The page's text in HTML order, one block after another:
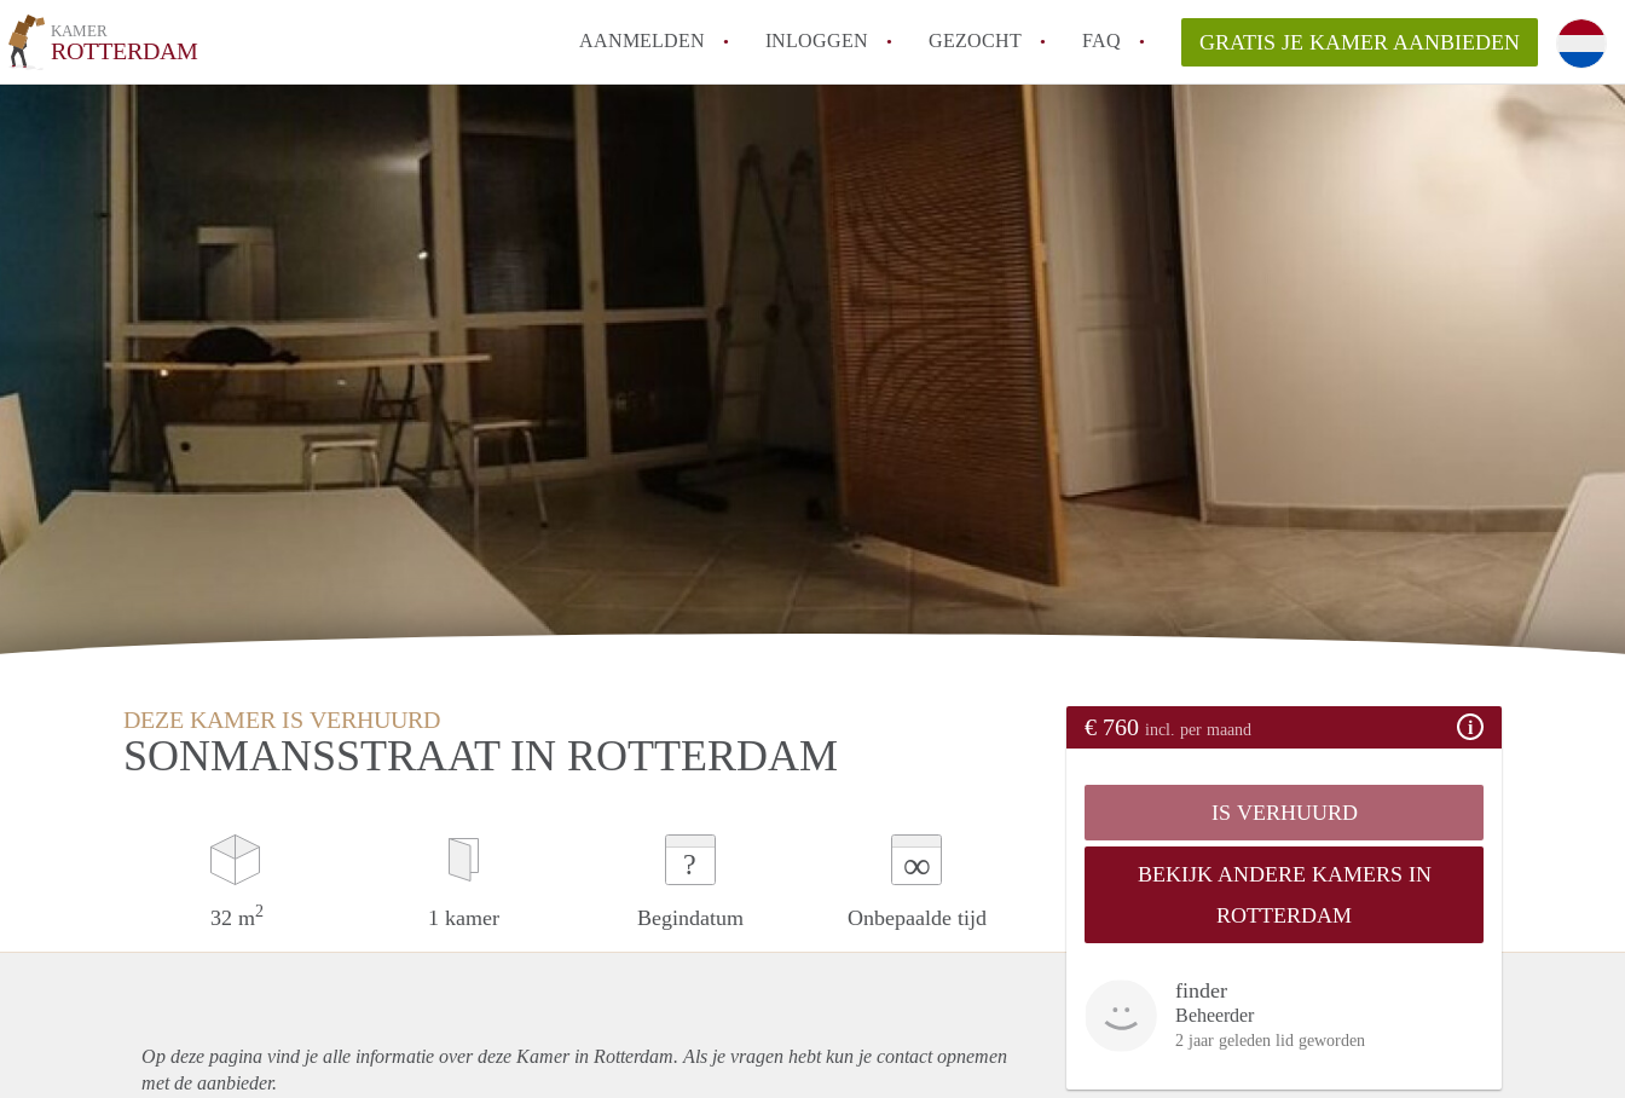
KAMER
ROTTERDAM AANMELDEN INLOGGEN GEZOCHT FAQ
Moet ik mij inschrijven bij de gemeente als ik een kamer huur in
Hoe groot is de kans dat ik snel een kamer vind?
Wat kost een studentenkamer gemiddeld in Rotterdam?
In welke wijken van Rotterdam kan ik het beste wonen als student?
Hoe vind ik een kamer in Rotterdam?
Alle veelgestelde vragen
GRATIS JE KAMER AANBIEDEN
DEZE KAMER IS VERHUURD
SONMANSSTRAAT IN ROTTERDAM
32 m2 1 kamer
?
Begindatum
∞
Onbepaalde tijd
€ 760 incl. per maand
IS VERHUURD
BEKIJK ANDERE KAMERS IN
ROTTERDAM
finder
Beheerder
2 jaar geleden lid geworden
Op deze pagina vind je alle informatie over deze Kamer in Rotterdam. Als je vragen hebt kun je contact opnemen
met de aanbieder.